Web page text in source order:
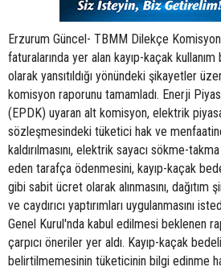
Erzurum Güncel- TBMM Dilekçe
faturalarında yer alan kayıp-kaçak
olarak yansıtıldığı yönündeki şikayetler
komisyon raporunu tamamladı. Enerji
(EPDK) uyaran alt komisyon, elektrik
sözleşmesindeki tüketici hak ve
kaldırılmasını, elektrik sayacı sökme-
eden tarafça ödenmesini, kayıp-kaçak
gibi sabit ücret olarak alınmasını,
ve caydırıcı yaptırımları uygulanmasını
Genel Kurul'nda kabul edilmesi beklenen
çarpıcı öneriler yer aldı. Kayıp-kaçak
belirtilmemesinin tüketicinin bilgi edinme